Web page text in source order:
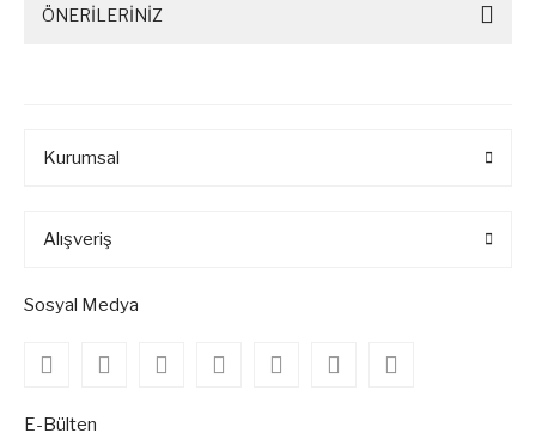
ÖNERİLERİNİZ
Kurumsal
Alışveriş
Sosyal Medya
E-Bülten